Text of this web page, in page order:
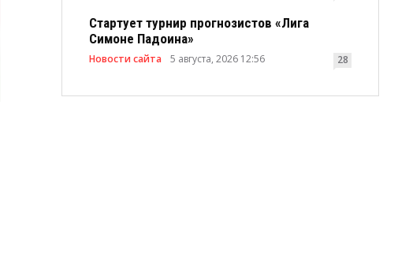
Стартует турнир прогнозистов «Лига
Симоне Падоина»
Новости сайта 5 августа, 2026 12:56 28